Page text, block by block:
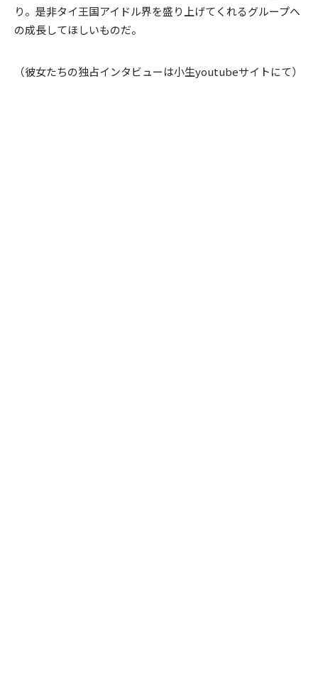
り。是非タイ王国アイドル界を盛り上げてくれるグループへ
の成長してほしいものだ。
（彼女たちの独占インタビューは小生youtubeサイトにて）